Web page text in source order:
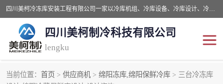
四川美柯冷冻库安装工程有限公司一家以冷库机组、冷库设备、冷库设计、冷冻库设备销售、冷库安装、冻库安装价格及技术服务为一体的综合企业，咨询热线：同等设备材料优惠10% 。公司各种类型安装组合式冷库、冷冻库、冷藏库、气调保鲜库、并提供成套设备供应、安装与调试、维护与维修、技术咨询、操作维修人员技术培训等
四川美柯制冷科技有限公司
lengku
当前位置： 首页 > 供应商机 > 绵阳冻库,绵阳保鲜冷库 > 三台冷冻库